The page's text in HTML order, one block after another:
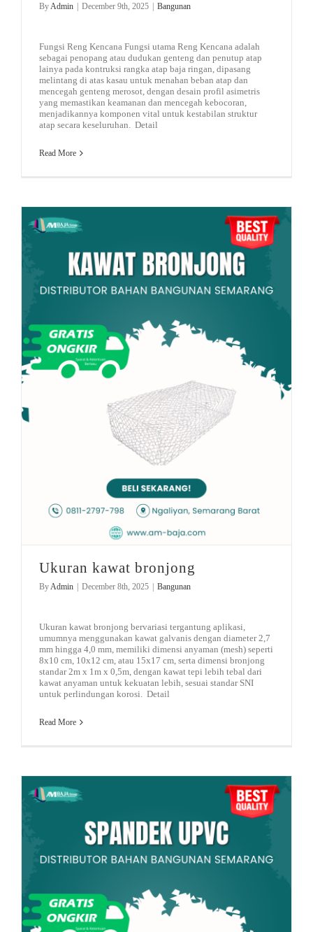
By Admin | December 9th, 2025 | Bangunan
Fungsi Reng Kencana Fungsi utama Reng Kencana adalah
sebagai penopang atau dudukan genteng dan penutup atap
lainya pada kontruksi rangka atap baja ringan, dipasang
melintang di atas kasau untuk menahan beban atap dan
mencegah genteng merosot, dengan desain profil asimetris
yang memastikan keamanan dan mencegah kebocoran,
menjadikannya komponen vital untuk kestabilan struktur
atap secara keseluruhan. Detail
Read More
Ukuran kawat bronjong
By Admin | December 8th, 2025 | Bangunan
Ukuran kawat bronjong bervariasi tergantung aplikasi,
umumnya menggunakan kawat galvanis dengan diameter 2,7
mm hingga 4,0 mm, memiliki dimensi anyaman (mesh) seperti
8x10 cm, 10x12 cm, atau 15x17 cm, serta dimensi bronjong
standar 2m x 1m x 0,5m, dengan kawat tepi lebih tebal dari
kawat anyaman untuk kekuatan lebih, sesuai standar SNI
untuk perlindungan korosi. Detail
Read More